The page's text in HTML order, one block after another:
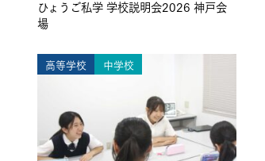
ひょうご私学 学校説明会2026 神戸会
場
高等学校 中学校